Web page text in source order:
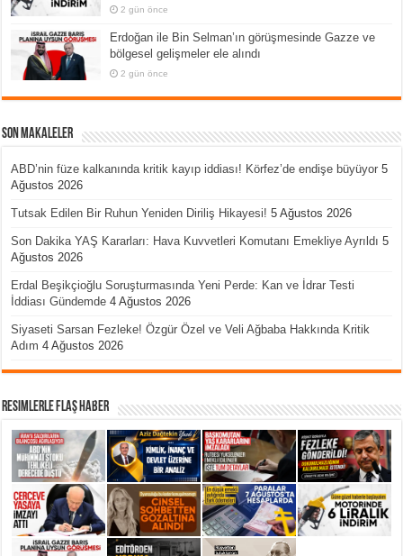
2 gün önce
Erdoğan ile Bin Selman’ın görüşmesinde Gazze ve
bölgesel gelişmeler ele alındı
2 gün önce
Son Makaleler
ABD’nin füze kalkanında kritik kayıp iddiası! Körfez’de endişe büyüyor 5
Ağustos 2026
Tutsak Edilen Bir Ruhun Yeniden Diriliş Hikayesi! 5 Ağustos 2026
Son Dakika YAŞ Kararları: Hava Kuvvetleri Komutanı Emekliye Ayrıldı 5
Ağustos 2026
Erdal Beşikçioğlu Soruşturmasında Yeni Perde: Kan ve İdrar Testi
İddiası Gündemde 4 Ağustos 2026
Siyaseti Sarsan Fezleke! Özgür Özel ve Veli Ağbaba Hakkında Kritik
Adım 4 Ağustos 2026
Resimlerle Flaş Haber